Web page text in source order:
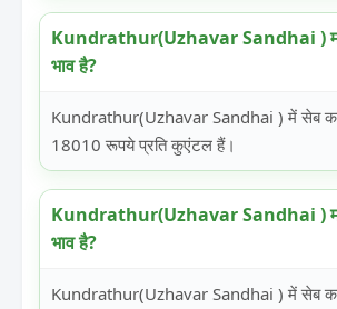
Kundrathur(Uzhavar Sandhai )
भाव है?
Kundrathur(Uzhavar Sandhai ) में सेब
18010 रूपये प्रति कुएंटल हैं।
Kundrathur(Uzhavar Sandhai )
भाव है?
Kundrathur(Uzhavar Sandhai ) में सेब